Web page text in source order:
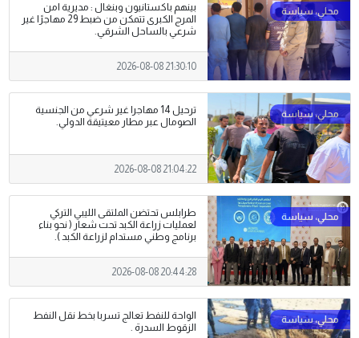
بينهم باكستانيون وبنغال : مديرية امن
المرج الكبرى تتمكن من ضبط 29 مهاجرًا غير
شرعي بالساحل الشرقي.
2026-08-08 21:30:10
ترحيل 14 مهاجرا غير شرعي من الجنسية
الصومال عبر مطار معيتيقة الدولي.
2026-08-08 21:04:22
طرابلس تحتضن الملتقى الليبي التركي
لعمليات زراعة الكبد تحت شعار ( نحو بناء
برنامج وطني مستدام لزراعة الكبد ).
2026-08-08 20:44:28
الواحة للنفط تعالج تسربا بخط نقل النفط
الزقوط السدرة .